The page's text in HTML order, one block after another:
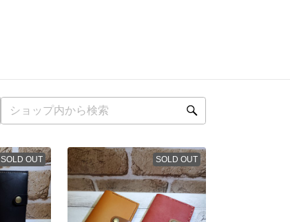
SOLD OUT SOLD OUT